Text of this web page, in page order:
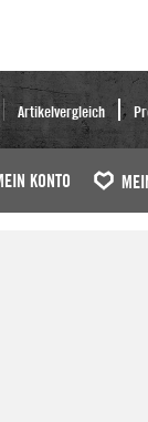
Artikelvergleich
KONTO